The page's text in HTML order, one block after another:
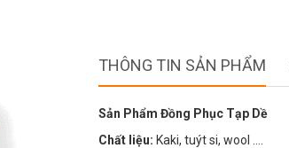
THÔNG TIN SẢN PHẨM
Sản Phẩm Đồng Phục Tạp Dề
Chất liệu: Kaki, tuýt si, wool ….